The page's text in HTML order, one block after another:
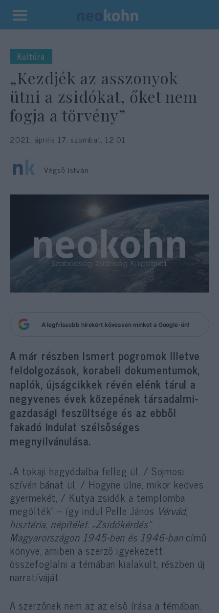
Kilépés
tartalomba
Kultúra
„Kezdjék az asszonyok
ütni a zsidókat, őket nem
fogja a törvény”
2021. április 17. szombat, 12:01
Végső István
A legfrissebb hírekért kövessen minket a Google-ön!
A már részben ismert pogromok illetve
feldolgozások, korabeli dokumentumok,
naplók, újságcikkek révén elénk tárul a
negyvenes évek közepének társadalmi-
gazdasági feszültsége és az ebből
fakadó indulat szélsőséges
megnyilvánulása.
„A tokaji hegyódalba felleg ül, / Sojmosi
szívén bánat ül, / Hogyne ülne, mikor kedves
gyermekét, / Kutya zsidók a templomba
megölték” – így indul Pelle János Vérvád,
hisztéria, népítélet. „Zsidókérdés”
Magyarországon 1945-ben és 1946-bancímű
könyve, amiben a szerző igyekezett
összefoglalni a témában kialakult, részben új
narratíváját.
A szerzőnek nem az az első írása a témában,